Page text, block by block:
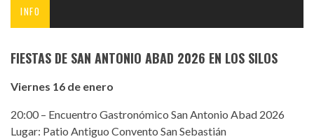
INFO
FIESTAS DE SAN ANTONIO ABAD 2026 EN LOS SILOS
Viernes 16 de enero
20:00 – Encuentro Gastronómico San Antonio Abad 2026
Lugar: Patio Antiguo Convento San Sebastián